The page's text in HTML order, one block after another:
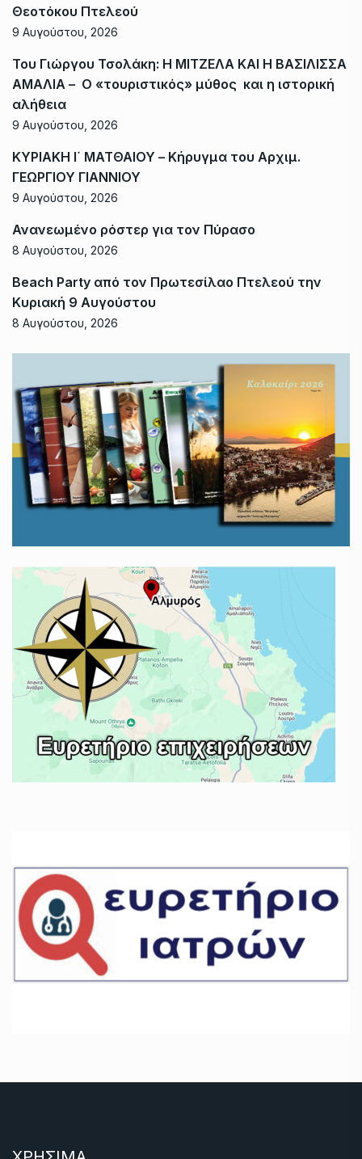
Θεοτόκου Πτελεού
9 Αυγούστου, 2026
Του Γιώργου Τσολάκη: Η ΜΙΤΖΕΛΑ ΚΑΙ Η ΒΑΣΙΛΙΣΣΑ
ΑΜΑΛΙΑ – Ο «τουριστικός» μύθος και η ιστορική
αλήθεια
9 Αυγούστου, 2026
ΚΥΡΙΑΚΗ Ι΄ ΜΑΤΘΑΙΟΥ – Κήρυγμα του Αρχιμ.
ΓΕΩΡΓΙΟΥ ΓΙΑΝΝΙΟΥ
9 Αυγούστου, 2026
Ανανεωμένο ρόστερ για τον Πύρασο
8 Αυγούστου, 2026
Beach Party από τον Πρωτεσίλαο Πτελεού την
Κυριακή 9 Αυγούστου
8 Αυγούστου, 2026